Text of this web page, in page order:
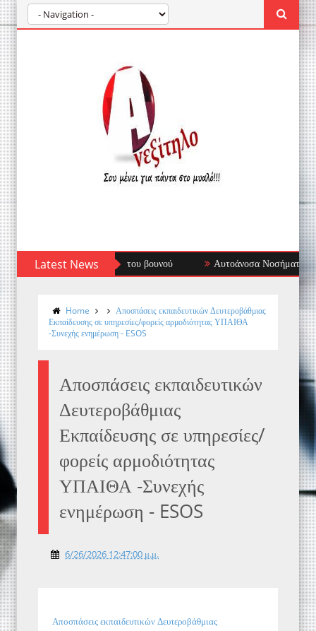
Latest News Αυτοάνοσα Νοσήματα: Όταν το
Home
Αποσπάσεις εκπαιδευτικών Δευτεροβάθμιας
Εκπαίδευσης σε υπηρεσίες/φορείς αρμοδιότητας ΥΠΑΙΘΑ
-Συνεχής ενημέρωση - ESOS
Αποσπάσεις εκπαιδευτικών
Δευτεροβάθμιας
Εκπαίδευσης σε υπηρεσίες/
φορείς αρμοδιότητας
ΥΠΑΙΘΑ -Συνεχής
ενημέρωση - ESOS
6/26/2026 12:47:00 μ.μ.
Αποσπάσεις εκπαιδευτικών Δευτεροβάθμιας